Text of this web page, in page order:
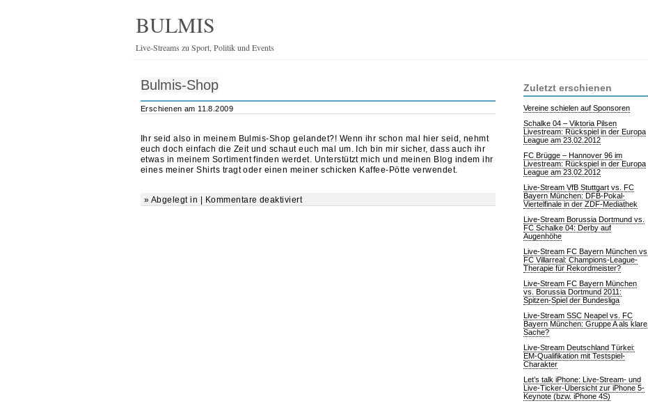
BULMIS
Live-Streams zu Sport, Politik und Events
Bulmis-Shop
Erschienen am 11.8.2009
Ihr seid also in meinem Bulmis-Shop gelandet?! Wenn ihr schon mal hier seid, nehmt
euch doch einfach die Zeit und schaut euch mal um. Ich bin mir sicher, dass auch ihr
etwas in meinem Sortiment finden werdet. Unterstützt mich und meinen Blog indem ihr
eines meiner Shirts tragt oder einen meiner schicken Kaffee-Pötte verwendet.
» Abgelegt in | Kommentare deaktiviert
Zuletzt erschienen
Vereine schielen auf Sponsoren
Schalke 04 – Viktoria Pilsen
Livestream: Rückspiel in der Europa
League am 23.02.2012
FC Brügge – Hannover 96 im
Livestream: Rückspiel in der Europa
League am 23.02.2012
Live-Stream VfB Stuttgart vs. FC
Bayern München: DFB-Pokal-
Viertelfinale in der ZDF-Mediathek
Live-Stream Borussia Dortmund vs.
FC Schalke 04: Derby auf
Augenhöhe
Live-Stream FC Bayern München vs
FC Villarreal: Champions-League-
Therapie für Rekordmeister?
Live-Stream FC Bayern München
vs. Borussia Dortmund 2011:
Spitzen-Spiel der Bundesliga
Live-Stream SSC Neapel vs. FC
Bayern München: Gruppe A als klare
Sache?
Live-Stream Deutschland Türkei:
EM-Qualifikation mit Testspiel-
Charakter
Let’s talk iPhone: Live-Stream- und
Live-Ticker-Übersicht zur iPhone 5-
Keynote (bzw. iPhone 4S)